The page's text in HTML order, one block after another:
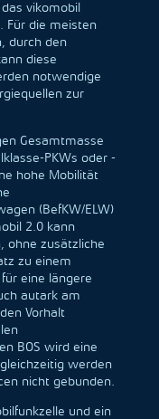
vikomobil
Für die meisten
durch den
diese
notwendige
zur
Gesamtmasse
PKWs oder -
hohe Mobilität
(BefKW/ELW)
2.0 kann
ohne zusätzliche
zu einem
eine längere
autark am
Vorhalt
BOS wird eine
werden
nicht gebunden.
und ein